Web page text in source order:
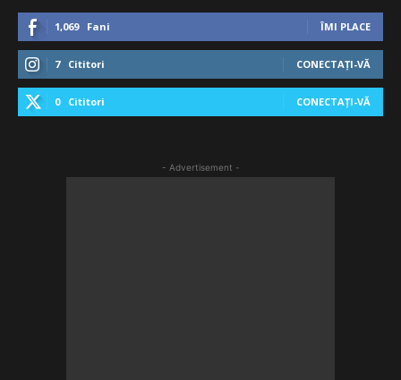
1,069 Fani ÎMI PLACE
7 Cititori CONECTAȚI-VĂ
0 Cititori CONECTAȚI-VĂ
- Advertisement -